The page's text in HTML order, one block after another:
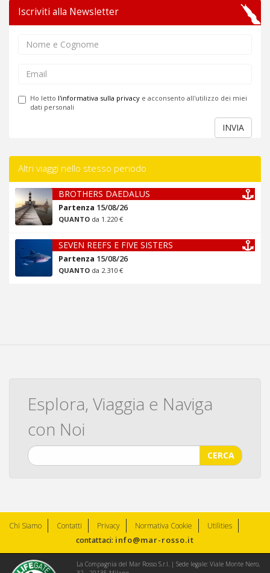
Iscriviti alla Newsletter
Ho letto l'informativa sulla privacy e acconsento all'utilizzo dei miei
dati personali
INVIA
Altri viaggi nello stesso periodo
BROTHERS DAEDALUS
Partenza 15/08/26
QUANTO da 1.220 €
SEVEN REEFS E FIVE SISTERS
Partenza 15/08/26
QUANTO da 2.310 €
Esplora, Viaggia e Naviga
con Noi
CERCA
Chi Siamo Contatti Privacy Normativa Cookie
Utilities
contattaci: info@mar-rosso.it
La Compagnia del Mar Rosso S.r.l. | Sede legale: Viale Monte Nero,